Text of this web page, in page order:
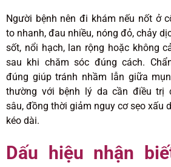
Người bệnh nên đi khám nếu nốt ở
to nhanh, đau nhiều, nóng đỏ, chảy
sốt, nổi hạch, lan rộng hoặc không
sau khi chăm sóc đúng cách.
đúng giúp tránh nhầm lẫn giữa
thường với bệnh lý da cần điều trị
sâu, đồng thời giảm nguy cơ sẹo xấu
kéo dài.
Dấu hiệu nhận